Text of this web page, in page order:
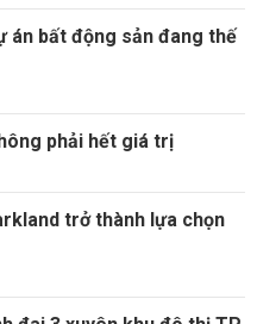
án bất động sản đang thế
phải hết giá trị
trở thành lựa chọn